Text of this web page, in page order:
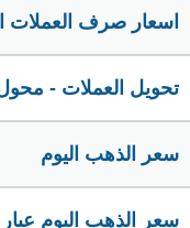
اسعار صرف العملات
تحويل العملات -
سعر الذهب اليوم
سعر الذهب اليوم عيار 21 الآن